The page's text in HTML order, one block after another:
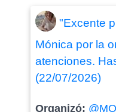
"Excente
Mónica por la
atenciones.
(22/07/2026)
Organizó: